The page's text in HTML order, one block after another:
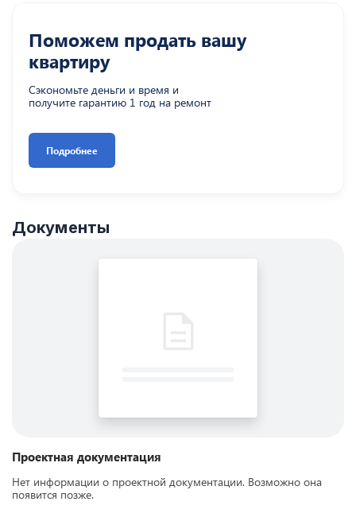
Поможем продать вашу
квартиру
Сэкономьте деньги и время и
получите гарантию 1 год на ремонт
Подробнее
Документы
Проектная документация
Нет информации о проектной документации. Возможно она
появится позже.